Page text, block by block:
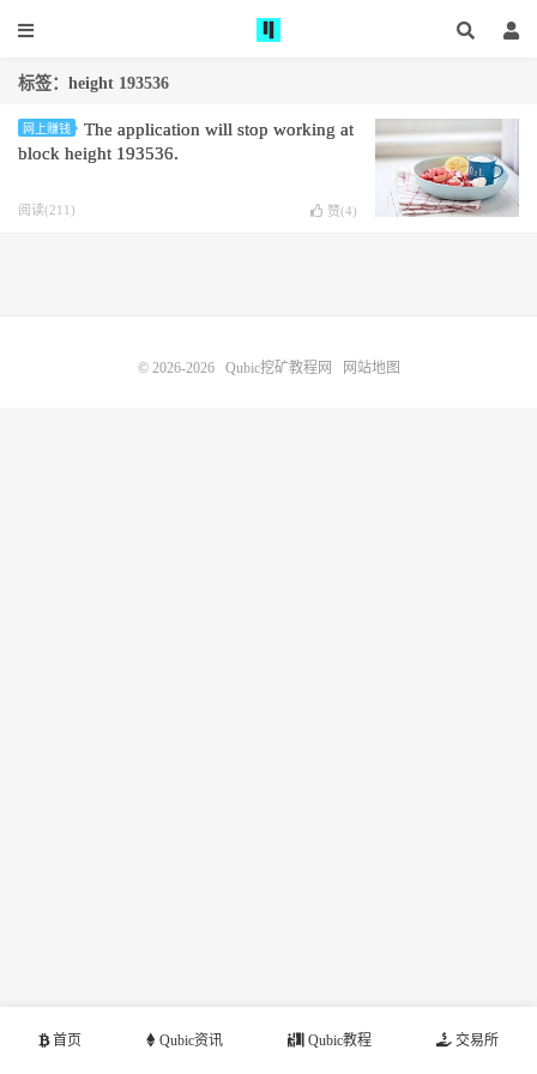
标签：height 193536
网上赚钱
The application will stop working at
block height 193536.
阅读(211) 赞(4)
首页 Qubic资讯 Qubic教程 交易所
© 2026-2026 Qubic挖矿教程网 网站地图